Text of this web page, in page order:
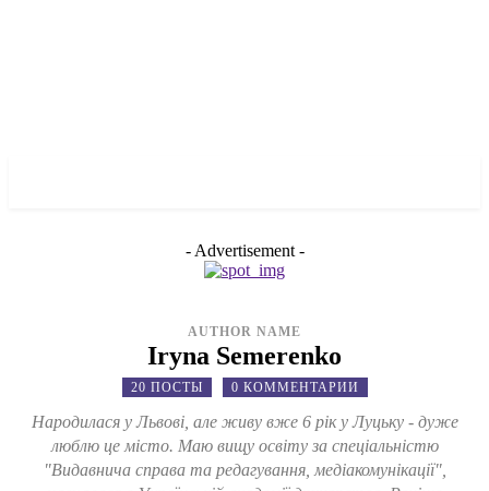
- Advertisement -
AUTHOR NAME
Iryna Semerenko
20 ПОСТЫ 0 КОММЕНТАРИИ
Народилася у Львові, але живу вже 6 рік у Луцьку - дуже
люблю це місто. Маю вищу освіту за спеціальністю
"Видавнича справа та редагування, медіакомунікації",